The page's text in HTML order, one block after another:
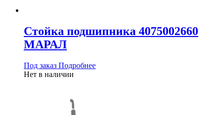
Стойка подшипника 4075002660
МАРАЛ
Под заказ Подробнее
Нет в наличии